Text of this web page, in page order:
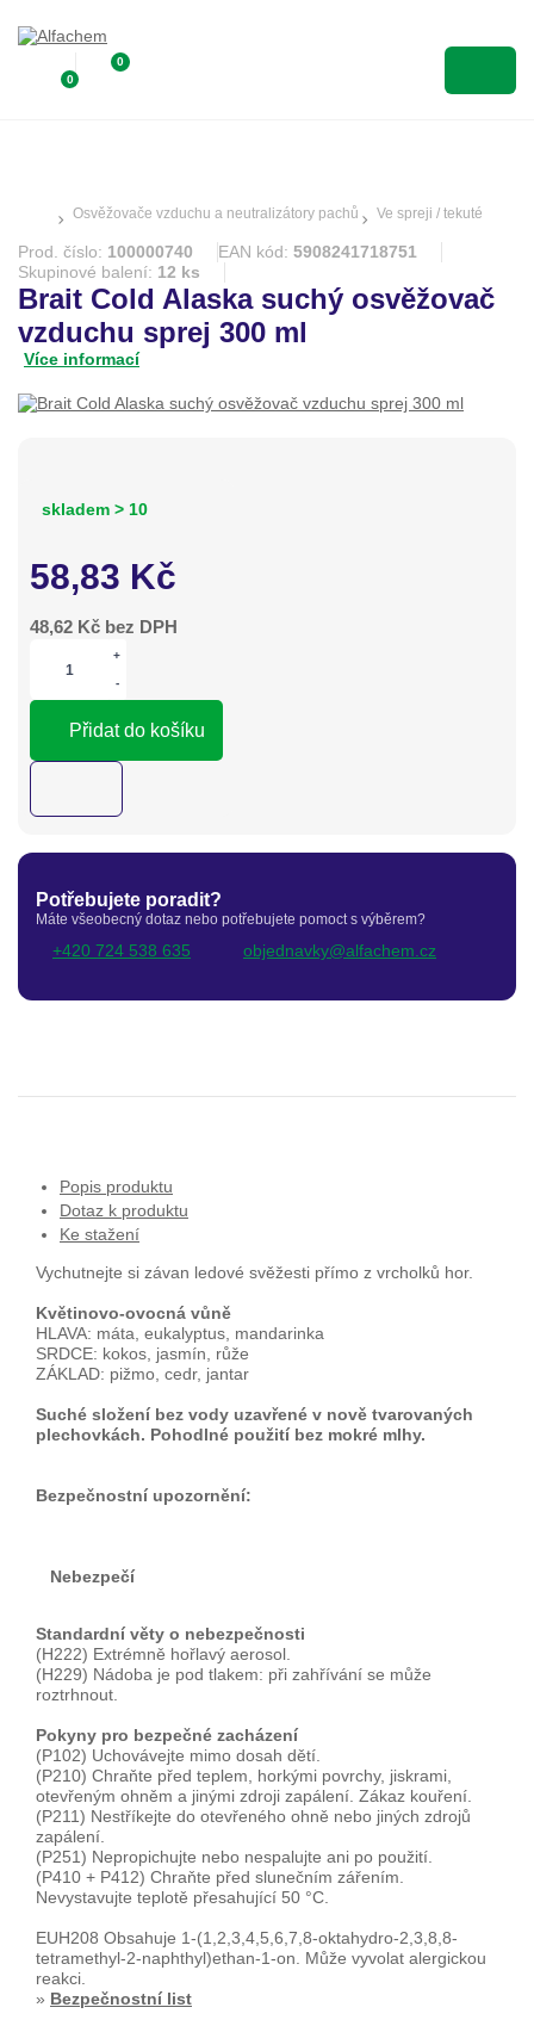
0
0
Osvěžovače vzduchu a neutralizátory pachů Ve spreji / tekuté
Prod. číslo: 100000740 EAN kód: 5908241718751
Skupinové balení: 12 ks
Brait Cold Alaska suchý osvěžovač
vzduchu sprej 300 ml
Více informací
skladem > 10
58,83 Kč
48,62 Kč bez DPH
+
-
Přidat do košíku
Potřebujete poradit?
Máte všeobecný dotaz nebo potřebujete pomoct s výběrem?
+420 724 538 635 objednavky@alfachem.cz
Popis produktu
Dotaz k produktu
Ke stažení
Vychutnejte si závan ledové svěžesti přímo z vrcholků hor.
Květinovo-ovocná vůně
HLAVA: máta, eukalyptus, mandarinka
SRDCE: kokos, jasmín, růže
ZÁKLAD: pižmo, cedr, jantar
Suché složení bez vody uzavřené v nově tvarovaných
plechovkách. Pohodlné použití bez mokré mlhy.
Bezpečnostní upozornění:
Nebezpečí
Standardní věty o nebezpečnosti
(H222) Extrémně hořlavý aerosol.
(H229) Nádoba je pod tlakem: při zahřívání se může
roztrhnout.
Pokyny pro bezpečné zacházení
(P102) Uchovávejte mimo dosah dětí.
(P210) Chraňte před teplem, horkými povrchy, jiskrami,
otevřeným ohněm a jinými zdroji zapálení. Zákaz kouření.
(P211) Nestříkejte do otevřeného ohně nebo jiných zdrojů
zapálení.
(P251) Nepropichujte nebo nespalujte ani po použití.
(P410 + P412) Chraňte před slunečním zářením.
Nevystavujte teplotě přesahující 50 °C.
EUH208 Obsahuje 1-(1,2,3,4,5,6,7,8-oktahydro-2,3,8,8-
tetramethyl-2-naphthyl)ethan-1-on. Může vyvolat alergickou
reakci.
» Bezpečnostní list